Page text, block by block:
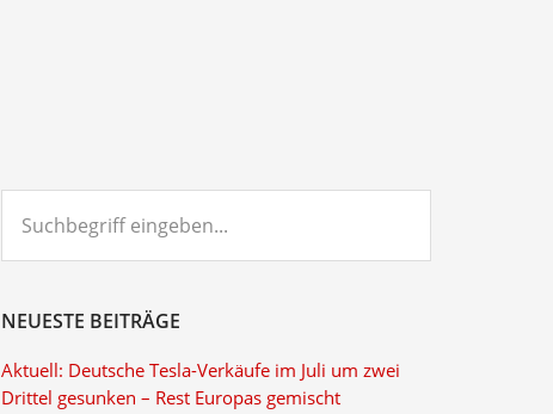
eingeben...
NEUESTE BEITRÄGE
Aktuell: Deutsche Tesla-Verkäufe im Juli um zwei
Drittel gesunken – Rest Europas gemischt